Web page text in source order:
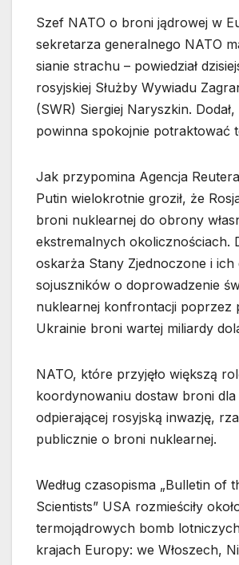
Szef NATO o broni jądrowej w
sekretarza generalnego NATO
sianie strachu – powiedział
rosyjskiej Służby Wywiadu
(SWR) Siergiej Naryszkin.
powinna spokojnie potraktować
Jak przypomina Agencja
Putin wielokrotnie groził, że
broni nuklearnej do obrony
ekstremalnych okolicznościach.
oskarża Stany Zjednoczone i ich
sojuszników o doprowadzenie
nuklearnej konfrontacji poprzez
Ukrainie broni wartej miliardy
NATO, które przyjęło większą
koordynowaniu dostaw broni
odpierającej rosyjską inwazję,
publicznie o broni nuklearnej.
Według czasopisma „Bulletin of
Scientists” USA rozmieściły
termojądrowych bomb
krajach Europy: we Włoszech,